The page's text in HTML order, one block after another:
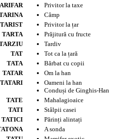
Privitor la taxe
Câmp
TARIST
Privitor la țar
TARTA
Prăjitură cu fructe
Tardiv
TAT
Tot ca la țară
TATA
Bărbat cu copii
TATAR
Om la han
TATARI
Oameni la han
Conduși de Ginghis-Han
TATE
Mahalagioaice
TATI
Stâlpii casei
TATICI
Părinți alintați
A sonda